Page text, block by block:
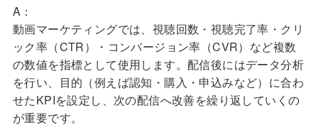
A：
動画マーケティングでは、視聴回数・視聴完了率・クリ
ック率（CTR）・コンバージョン率（CVR）など複数
の数値を指標として使用します。配信後にはデータ分析
を行い、目的（例えば認知・購入・申込みなど）に合わ
せたKPIを設定し、次の配信へ改善を繰り返していくの
が重要です。